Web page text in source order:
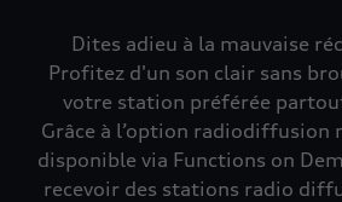
Dites adieu à la mauvaise
Profitez d'un son clair sans
votre station préférée
Grâce à l’option radiodiffusion
disponible via Functions on
recevoir des stations radio